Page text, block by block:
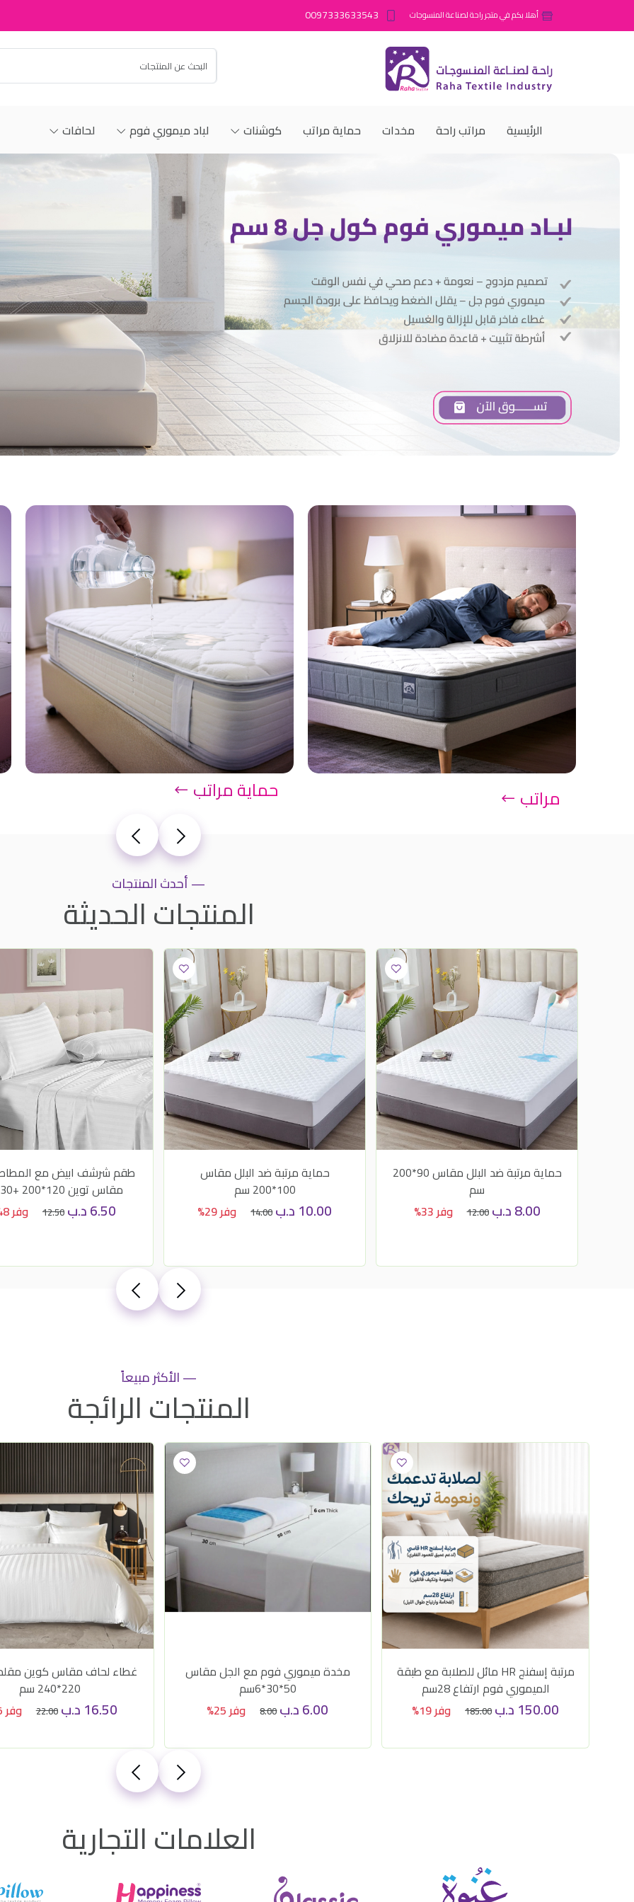
أهلا بكم في متجر راحة لصناعة المنسوجات 0097333633543
الرئيسية مراتب راحة مخدات حماية مراتب كوشنات لباد ميموري فوم لحافات
مراتب حماية مراتب
— أحدث المنتجات
المنتجات الحديثة
حماية مرتبة ضد البلل مقاس 90*200
سم
8.00د.ب 12.00 وفر 33%
حماية مرتبة ضد البلل مقاس
100*200 سم
10.00د.ب14.00 وفر 29%
طقم شرشف ابيض مع
مقاس توين 120*200 +30 سم
6.50د.ب 12.50 وفر 48%
— الأكثر مبيعاً
المنتجات الرائجة
مرتبة إسفنج HR مائل للصلابة مع طبقة
الميموري فوم ارتفاع 28سم
150.00د.ب 185.00 وفر 19%
مخدة ميموري فوم مع الجل مقاس
50*30*6سم
6.00د.ب8.00 وفر 25%
غطاء لحاف مقاس كوين
220*240 سم
16.50د.ب 22.00 وفر 25%
العلامات التجارية